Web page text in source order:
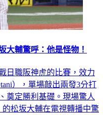
輔驚呼：他是怪物！
日職阪神虎的比賽，效力
），單場敲出兩發3分打
奠定勝利基礎。現場驚人
松坂大輔在電視轉播中驚